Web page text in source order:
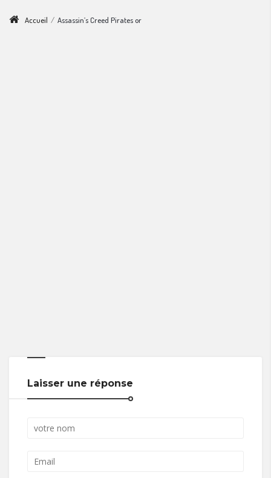
Accueil / Assassin’s Creed Pirates or
Laisser une réponse